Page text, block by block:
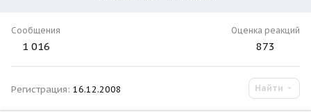
Сообщения
1 016
Оценка реакций
873
Регистрация 16.12.2008 Найти